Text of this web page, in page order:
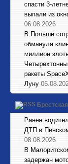
спасти 3-
выпали из
06.08.2026
В Польше
обманула
миллион
ракеты
Луну
Ранен
ДТП в
08.08.2026
В
задержан